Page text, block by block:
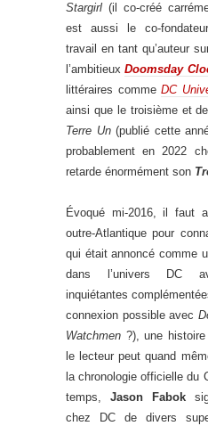
Stargirl (il co-créé
est aussi le co-
travail en tant qu’auteur
l’ambitieux Doomsday
littéraires commeDC
ainsi que le troisième et
Terre Un(publié cette
probablement en 2022
retarde énormément son
Évoqué mi-2016, il faut
outre-Atlantique pour
qui était annoncé comme
dans l’univers DC
inquiétantes
connexion possible avec
Watchmen ?), une
le lecteur peut quand
la chronologie officielle du
temps, Jason Fabok
chez DC de divers